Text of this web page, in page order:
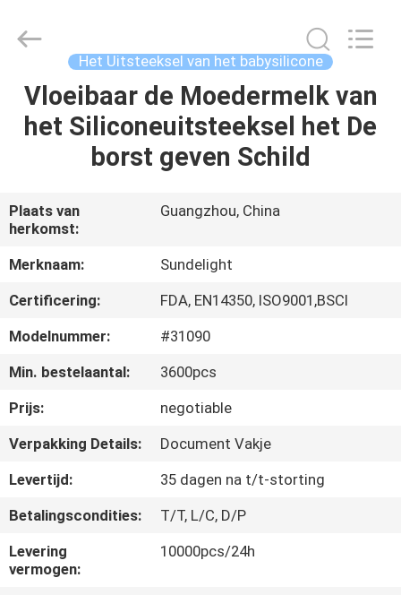
THUIS
PRODUCTEN
VIDEOS
OVER
ONS
KWALITEITSCONTROLE
CONTACTEER
NIEUWS
Infant
products
Reserved.
Het Uitsteeksel van het babysilicone
Vloeibaar de Moedermelk van
het Siliconeuitsteeksel het De
borst geven Schild
Plaats van
herkomst:
Guangzhou, China
Merknaam:
Sundelight
Certificering:
FDA, EN14350, ISO9001,BSCI
Modelnummer:
#31090
Min. bestelaantal:
3600pcs
Prijs:
negotiable
Verpakking Details:
Document Vakje
Levertijd:
35 dagen na t/t-storting
Betalingscondities:
T/T, L/C, D/P
Levering
vermogen:
10000pcs/24h